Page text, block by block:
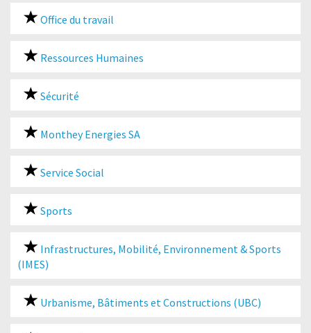
Office du travail
Ressources Humaines
Sécurité
Monthey Energies SA
Service Social
Sports
Infrastructures, Mobilité, Environnement & Sports
(IMES)
Urbanisme, Bâtiments et Constructions (UBC)